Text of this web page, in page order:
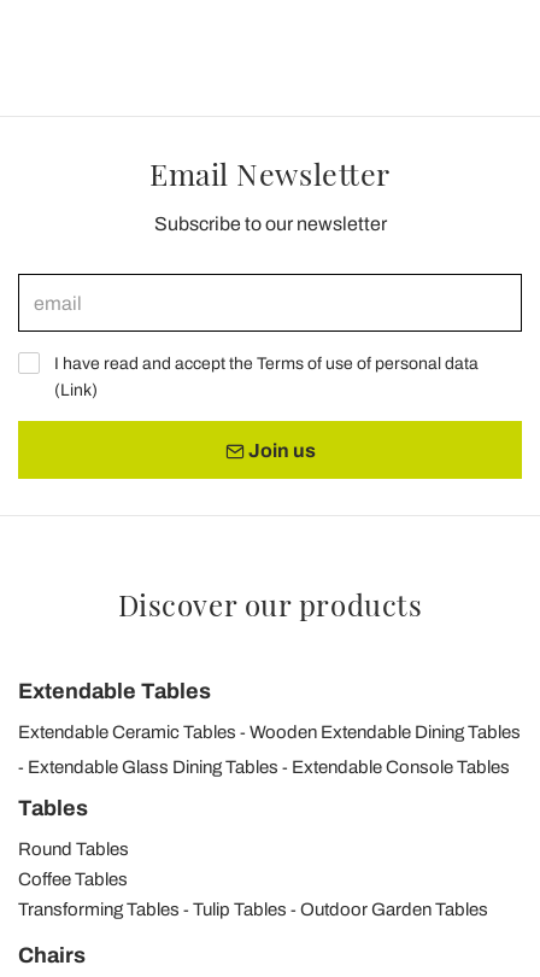
Email Newsletter
Subscribe to our newsletter
I have read and accept the Terms of use of personal data
(Link)
Join us
Discover our products
Extendable Tables
Extendable Ceramic Tables
Wooden Extendable Dining Tables
Extendable Glass Dining Tables
Extendable Console Tables
Tables
Round Tables
Coffee Tables
Transforming Tables
Tulip Tables Outdoor Garden Tables
Chairs